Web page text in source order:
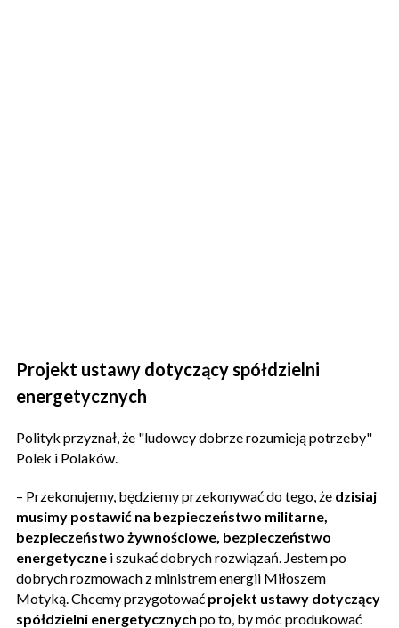
Projekt ustawy dotyczący spółdzielni
energetycznych
Polityk przyznał, że "ludowcy dobrze rozumieją potrzeby"
Polek i Polaków.
– Przekonujemy, będziemy przekonywać do tego, że dzisiaj
musimy postawić na bezpieczeństwo militarne,
bezpieczeństwo żywnościowe, bezpieczeństwo
energetyczne i szukać dobrych rozwiązań. Jestem po
dobrych rozmowach z ministrem energii Miłoszem
Motyką. Chcemy przygotować projekt ustawy dotyczący
spółdzielni energetycznych po to, by móc produkować